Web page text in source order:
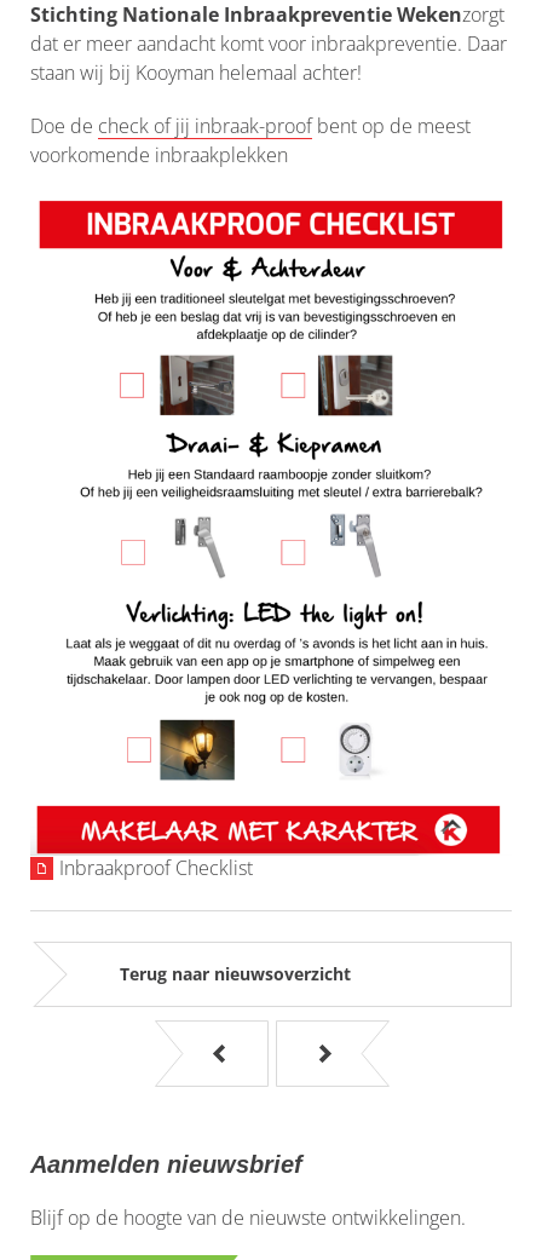
Stichting Nationale Inbraakpreventie Wekenzorgt
dat er meer aandacht komt voor inbraakpreventie. Daar
staan wij bij Kooyman helemaal achter!
Doe de check of jij inbraak-proofbent op de meest
voorkomende inbraakplekken
Inbraakproof Checklist
Terug naar nieuwsoverzicht
Aanmelden nieuwsbrief
Blijf op de hoogte van de nieuwste ontwikkelingen.